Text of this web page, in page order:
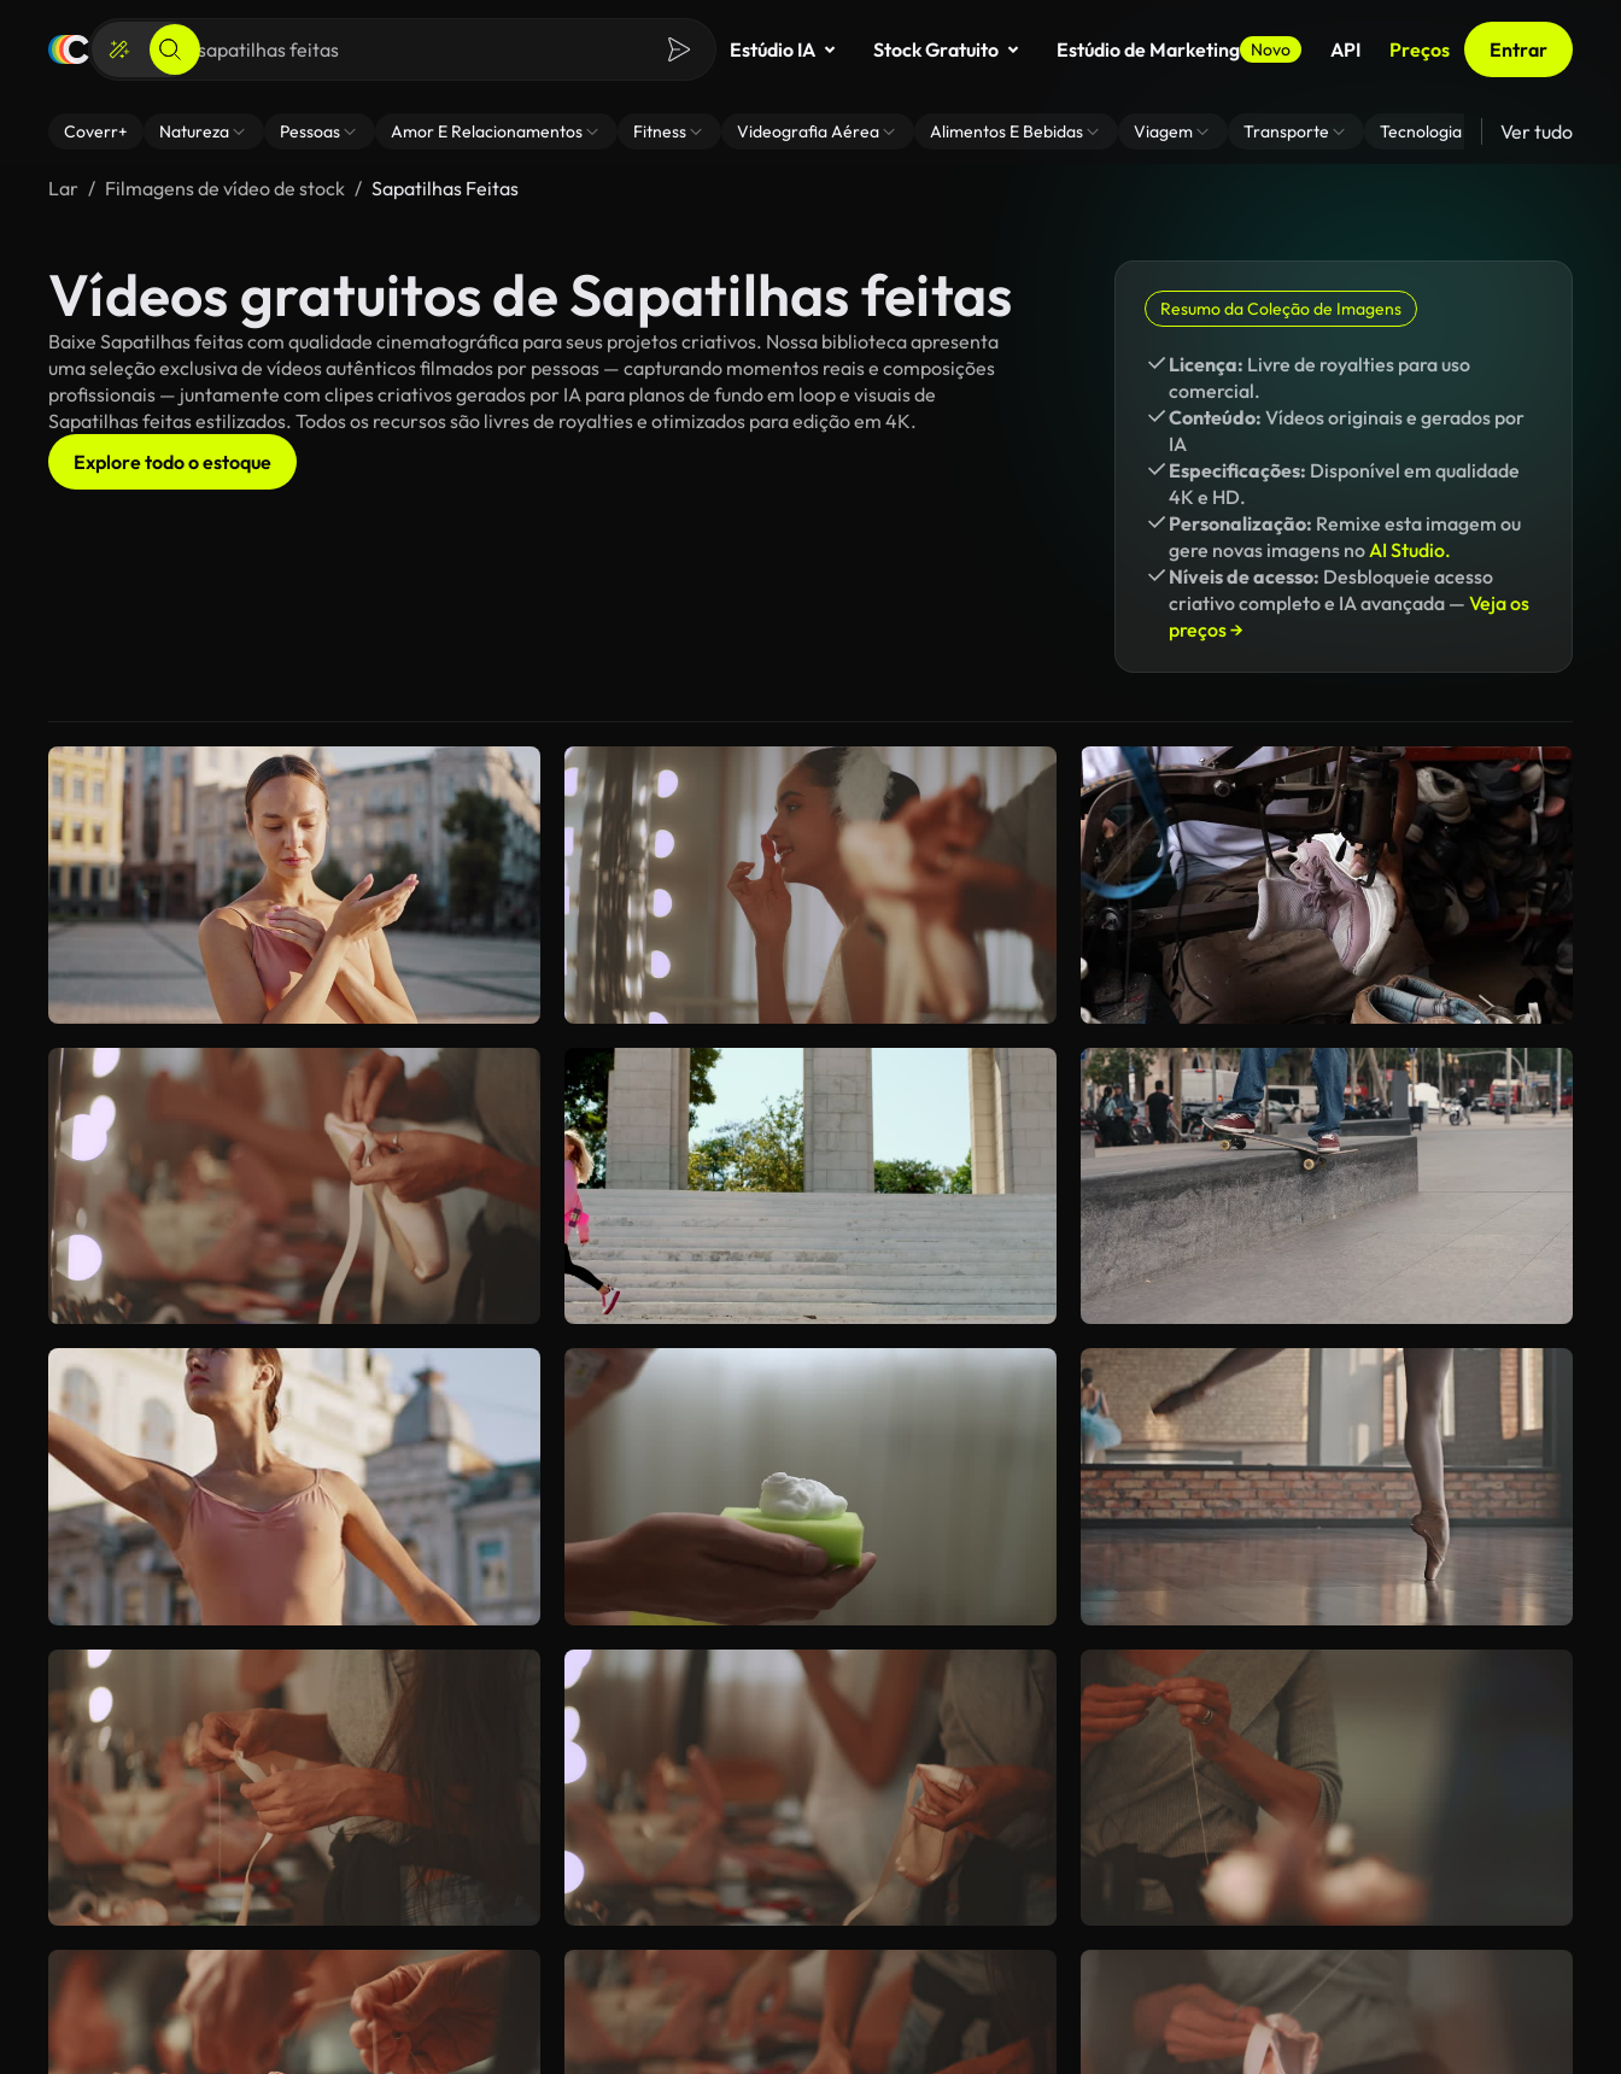
Estúdio IA Stock Gratuito Estúdio de Marketing Novo API Preços Entrar
Coverr+ Natureza Pessoas Amor E Relacionamentos Fitness Videografia Aérea Alimentos E Bebidas Viagem Transporte Tecnologia Zoom De
Ver tudo
Lar Filmagens de vídeo de stock Sapatilhas Feitas
Vídeos gratuitos de Sapatilhas feitas
Baixe Sapatilhas feitas com qualidade cinematográfica para seus projetos criativos. Nossa biblioteca apresenta
uma seleção exclusiva de vídeos autênticos filmados por pessoas — capturando momentos reais e composições
profissionais — juntamente com clipes criativos gerados por IA para planos de fundo em loop e visuais de
Sapatilhas feitas estilizados. Todos os recursos são livres de royalties e otimizados para edição em 4K.
Explore todo o estoque
Resumo da Coleção de Imagens
Licença: Livre de royalties para uso
comercial.
Conteúdo: Vídeos originais e gerados por
IA
Especificações: Disponível em qualidade
4K e HD.
Personalização: Remixe esta imagem ou
gere novas imagens noAI Studio.
Níveis de acesso: Desbloqueie acesso
criativo completo e IA avançada — Veja os
preços →